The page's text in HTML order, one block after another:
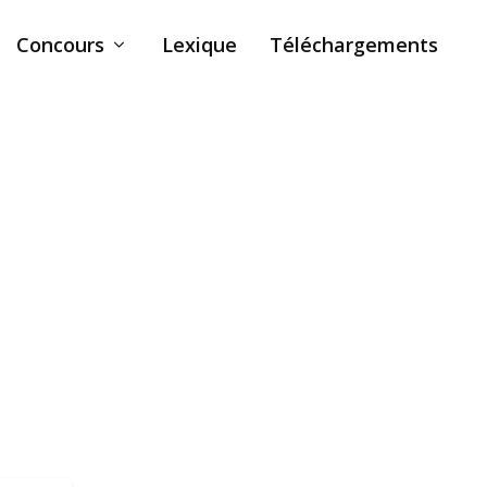
Concours Lexique Téléchargements